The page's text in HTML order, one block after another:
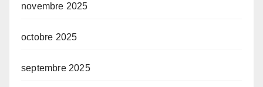
novembre 2025
octobre 2025
septembre 2025